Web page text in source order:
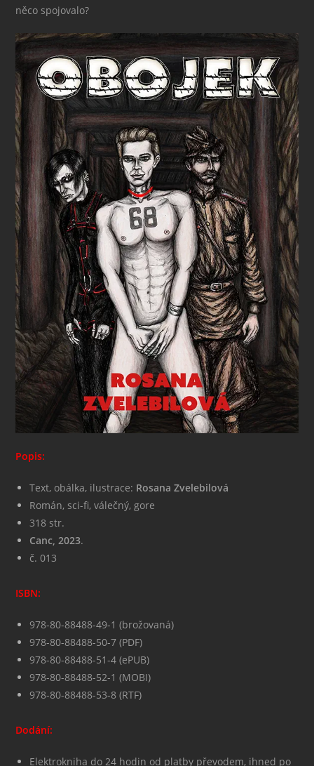
něco spojovalo?
Popis:
Text, obálka, ilustrace: Rosana Zvelebilová
Román, sci-fi, válečný, gore
318 str.
Canc, 2023.
č. 013
ISBN:
978-80-88488-49-1 (brožovaná)
978-80-88488-50-7 (PDF)
978-80-88488-51-4 (ePUB)
978-80-88488-52-1 (MOBI)
978-80-88488-53-8 (RTF)
Dodání:
Elektrokniha do 24 hodin od platby převodem, ihned po